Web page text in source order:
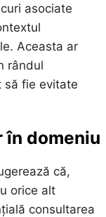
asociate
Aceasta ar
rândul
să fie evitate
domeniu
că,
orice alt
consultarea